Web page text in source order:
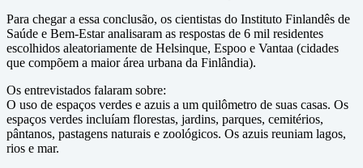
Para chegar a essa conclusão, os cientistas do Instituto Finlandês de
Saúde e Bem-Estar analisaram as respostas de 6 mil residentes
escolhidos aleatoriamente de Helsinque, Espoo e Vantaa (cidades
que compõem a maior área urbana da Finlândia).
Os entrevistados falaram sobre:
O uso de espaços verdes e azuis a um quilômetro de suas casas. Os
espaços verdes incluíam florestas, jardins, parques, cemitérios,
pântanos, pastagens naturais e zoológicos. Os azuis reuniam lagos,
rios e mar.